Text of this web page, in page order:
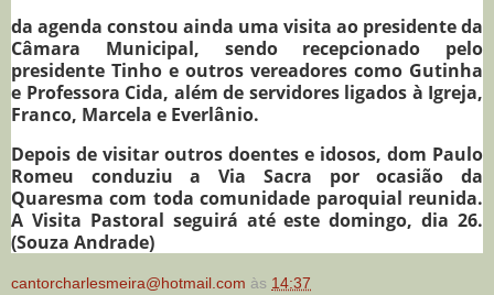
da agenda constou ainda uma visita ao presidente da
Câmara Municipal, sendo recepcionado pelo
presidente Tinho e outros vereadores como Gutinha
e Professora Cida, além de servidores ligados à Igreja,
Franco, Marcela e Everlânio.
Depois de visitar outros doentes e idosos, dom Paulo
Romeu conduziu a Via Sacra por ocasião da
Quaresma com toda comunidade paroquial reunida.
A Visita Pastoral seguirá até este domingo, dia 26.
(Souza Andrade)
cantorcharlesmeira@hotmail.com às 14:37